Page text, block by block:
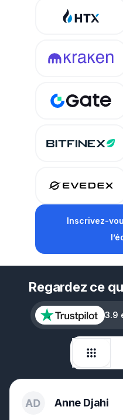
Inscrivez-
Regardez ce
3.9
Anne Djahi